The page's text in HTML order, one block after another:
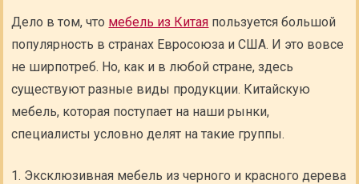
Дело в том, что мебель из Китая пользуется большой
популярность в странах Евросоюза и США. И это вовсе
не ширпотреб. Но, как и в любой стране, здесь
существуют разные виды продукции. Китайскую
мебель, которая поступает на наши рынки,
специалисты условно делят на такие группы.
Эксклюзивная мебель из черного и красного дерева